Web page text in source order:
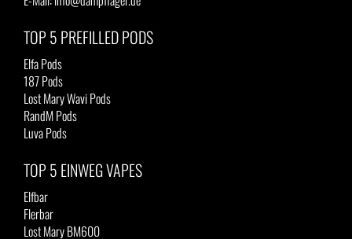
TOP 5 PREFILLED PODS
Elfa Pods
187 Pods
Lost Mary Wavi Pods
RandM Pods
Luva Pods
TOP 5 EINWEG VAPES
Elfbar
Flerbar
Lost Mary BM600